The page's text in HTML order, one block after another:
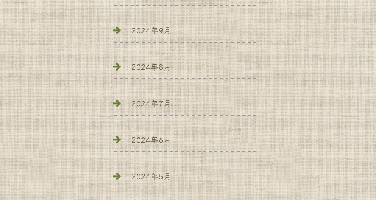
2024年9月
2024年8月
2024年7月
2024年6月
2024年5月